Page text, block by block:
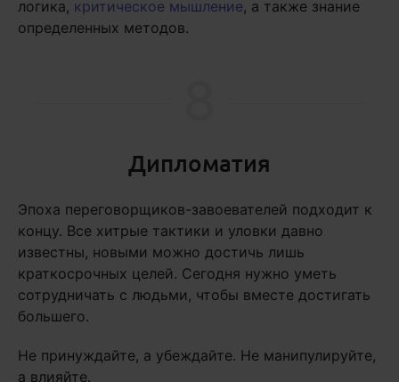
логика, критическое мышление, а также знание
определенных методов.
Дипломатия
Эпоха переговорщиков-завоевателей подходит к
концу. Все хитрые тактики и уловки давно
известны, новыми можно достичь лишь
краткосрочных целей. Сегодня нужно уметь
сотрудничать с людьми, чтобы вместе достигать
большего.
Не принуждайте, а убеждайте. Не манипулируйте,
а влияйте.